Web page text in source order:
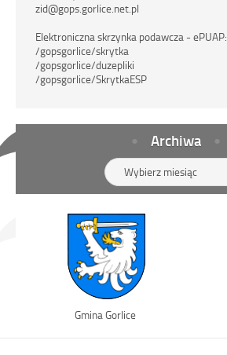
zid@gops.gorlice.net.pl
Elektroniczna skrzynka podawcza - ePUAP:
/gopsgorlice/skrytka
/gopsgorlice/duzepliki
/gopsgorlice/SkrytkaESP
Archiwa
otwieraGmina Gorlice